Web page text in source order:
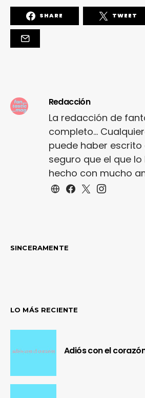
SHARE TWEET
Redacción
La redacción de
completo...
puede haber
seguro que el que
hecho con mucho
SINCERAMENTE
LO MÁS RECIENTE
Adiós con el